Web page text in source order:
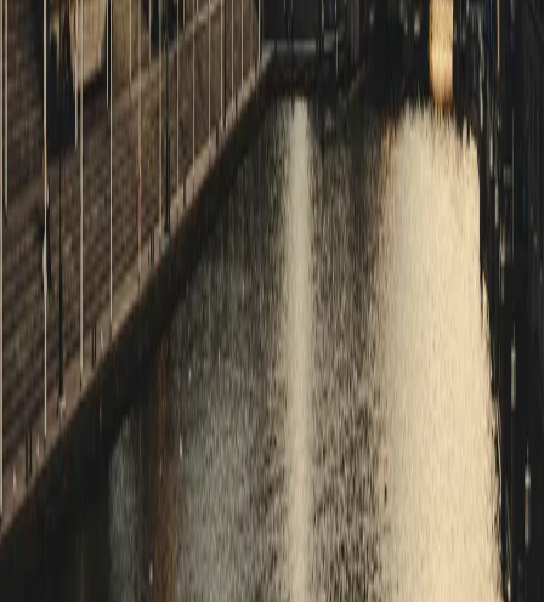
99 different holidays
스타일
하이킹 & 트레킹
레일
애니멀
클래식
익스페디션
신발끈 정보
신발끈스토리
99 different holidays
슈캐스트
세계여행정보
여행공식
체력지수와 서비스레벨
가이드 운영 안내
여행지